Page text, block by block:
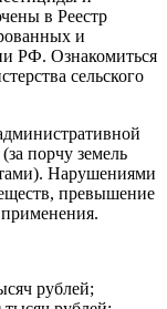
в Реестр
и
РФ. Ознакомиться
сельского
порчу земель
Нарушениями
превышение
рублей;